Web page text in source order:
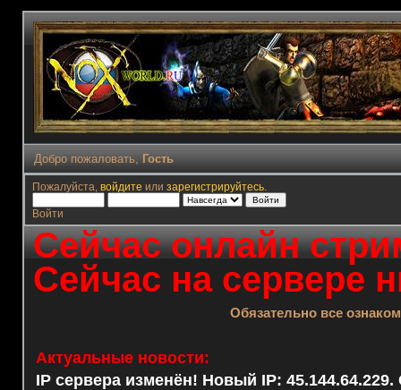
Добро пожаловать, Гость
Пожалуйста, войдите или зарегистрируйтесь.
Войти
Сейчас онлайн
Сейчас на сервере
Обязательно все
Актуальные новости:
IP сервера изменён! Новый IP: 45.144.64.229.